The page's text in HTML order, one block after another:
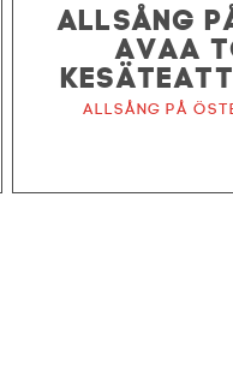
ALLSÅNG
AVAA
Allsång på